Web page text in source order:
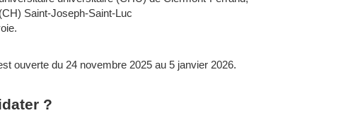
Saint-Joseph-Saint-Luc
ouverte du 24 novembre 2025 au 5 janvier 2026.
?